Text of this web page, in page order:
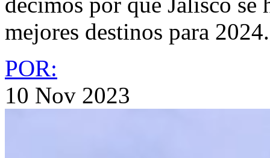
mejores destinos para 2024.
POR:
10 Nov 2023